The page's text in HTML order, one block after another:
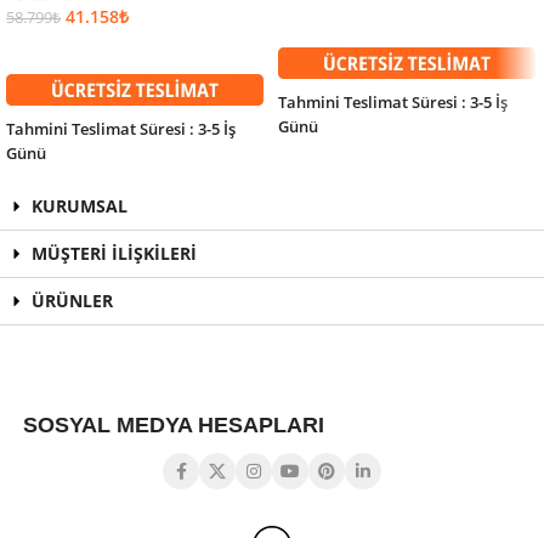
58.799₺ 41.158₺
Tahmini Teslimat Süresi : 3-5 İş
Günü
Tahmini Teslimat Süresi : 3-5 İş
Günü
KURUMSAL
MÜŞTERİ İLİŞKİLERİ
ÜRÜNLER
SOSYAL MEDYA HESAPLARI